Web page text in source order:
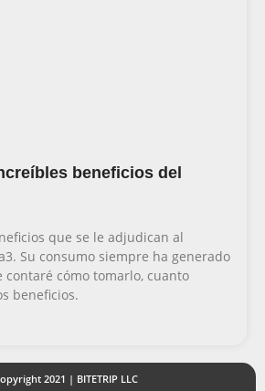
beneficios del
que se le adjudican al
Su consumo siempre ha generado
contaré cómo tomarlo, cuanto
beneficios.
2021 | BITETRIP LLC